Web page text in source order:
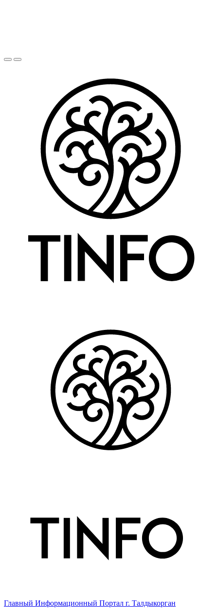
Главный Информационный Портал г. Талдыкорган